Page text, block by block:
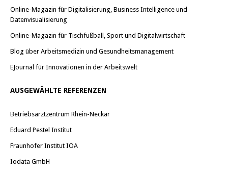
Online-Magazin für Digitalisierung, Business Intelligence und
Datenvisualisierung
Online-Magazin für Tischfußball, Sport und Digitalwirtschaft
Blog über Arbeitsmedizin und Gesundheitsmanagement
EJournal für Innovationen in der Arbeitswelt
AUSGEWÄHLTE REFERENZEN
Betriebsarztzentrum Rhein-Neckar
Eduard Pestel Institut
Fraunhofer Institut IOA
Iodata GmbH